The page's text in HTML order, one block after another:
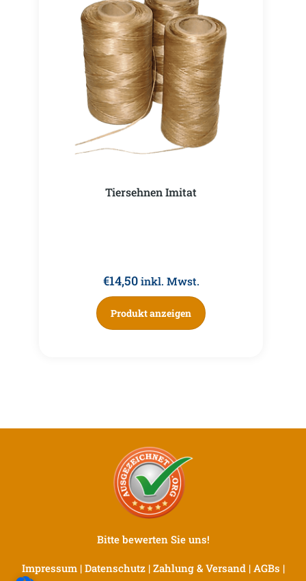
Tiersehnen Imitat
€14,50 inkl. Mwst.
Produkt anzeigen
Bitte bewerten Sie uns!
Impressum| Datenschutz| Zahlung & Versand| AGBs |